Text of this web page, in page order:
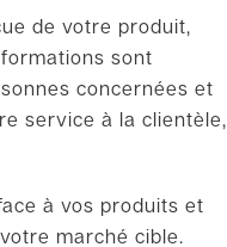
de votre produit,
sont
concernées et
service à la clientèle,
à vos produits et
marché cible.